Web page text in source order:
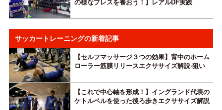
の様なプレスを養おう！】レアルDF実践
サッカートレーニングの新着記事
【セルフマッサージ３つの効果】背中のホーム
ローラー筋膜リリースエクササイズ解説·狙い
【これで中心軸を形成！】イングランド代表の
ケトルベルを使った後ろ歩きエクササイズ解説